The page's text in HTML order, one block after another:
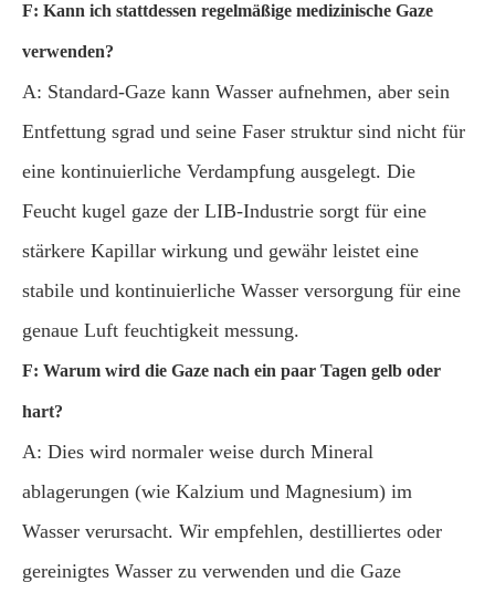
F: Kann ich stattdessen regelmäßige medizinische Gaze
verwenden?
A: Standard-Gaze kann Wasser aufnehmen, aber sein
Entfettung sgrad und seine Faser struktur sind nicht für
eine kontinuierliche Verdampfung ausgelegt. Die
Feucht kugel gaze der LIB-Industrie sorgt für eine
stärkere Kapillar wirkung und gewähr leistet eine
stabile und kontinuierliche Wasser versorgung für eine
genaue Luft feuchtigkeit messung.
F: Warum wird die Gaze nach ein paar Tagen gelb oder
hart?
A: Dies wird normaler weise durch Mineral
ablagerungen (wie Kalzium und Magnesium) im
Wasser verursacht. Wir empfehlen, destilliertes oder
gereinigtes Wasser zu verwenden und die Gaze